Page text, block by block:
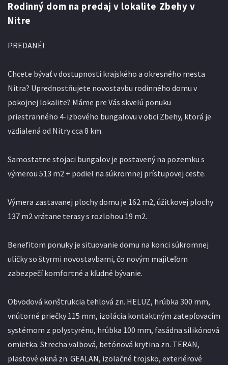
Rodinný dom na predaj v lokalite Zbehy v
Nitre
PREDANÉ!
Chcete bývať v dostupnosti krajského a okresného mesta
Nitra? Uprednostňujete novostavbu rodinného domu v
pokojnej lokalite? Máme pre Vás skvelú ponuku
priestranného 4-izbového bungalovu v obci Zbehy, ktorá je
vzdialená od Nitry cca 8 km.
Samostatne stojaci bungalov je postavený na pozemku s
výmerou 513 m2 + podiel na súkromnej prístupovej ceste.
Výmera zastavanej plochy domu je 162 m2, úžitkovej plochy
137 m2 vrátane terasy s rozlohou 19 m2.
Benefitom ponuky je situovanie domu na konci súkromnej
uličky so štyrmi novostavbami, čo novým majiteľom
zabezpečí komfortné a kľudné bývanie.
Obvodová konštrukcia tehlová zn. HELUZ, hrúbka 300 mm,
vnútorné priečky 115 mm, izolácia kontaktným zatepľovacím
systémom z polystyrénu, hrúbka 100 mm, fasádna silikónová
omietka. Strecha valbová, betónová krytina zn. TERAN,
plastové okná zn. GEALAN, izolačné trojsko, exteriérové